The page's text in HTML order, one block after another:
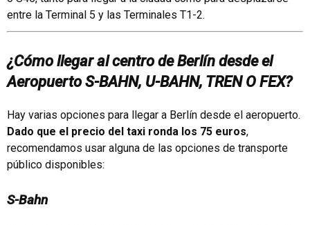
entre la Terminal 5 y las Terminales T1-2.
¿Cómo llegar al centro de Berlín desde el
Aeropuerto S-BAHN, U-BAHN, TREN O FEX?
Hay varias opciones para llegar a Berlín desde el aeropuerto.
Dado que el precio del taxi ronda los 75 euros,
recomendamos usar alguna de las opciones de transporte
público disponibles:
S-Bahn